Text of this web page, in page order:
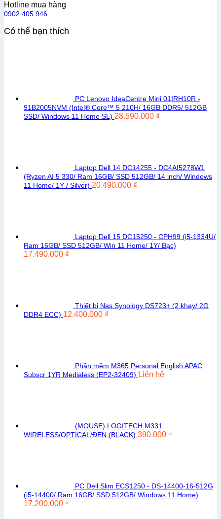
Hotline mua hàng
0902 405 946
Có thể bạn thích
PC Lenovo IdeaCentre Mini 01IRH10R -
91B2005NVM (Intel® Core™ 5 210H/ 16GB DDR5/ 512GB
SSD/ Windows 11 Home SL) 28.590.000 ₫
Laptop Dell 14 DC14255 - DC4AI5278W1
(Ryzen AI 5 330/ Ram 16GB/ SSD 512GB/ 14 inch/ Windows
11 Home/ 1Y / Silver) 20.490.000 ₫
Laptop Dell 15 DC15250 - CPH99 (i5-1334U/
Ram 16GB/ SSD 512GB/ Win 11 Home/ 1Y/ Bạc)
17.490.000 ₫
Thiết bị Nas Synology DS723+ (2 khay/ 2G
DDR4 ECC) 12.400.000 ₫
Phần mềm M365 Personal English APAC
Subscr 1YR Medialess (EP2-32409) Liên hệ
(MOUSE) LOGITECH M331
WIRELESS/OPTICAL/ĐEN (BLACK) 390.000 ₫
PC Dell Slim ECS1250 - DS-14400-16-512G
(i5-14400/ Ram 16GB/ SSD 512GB/ Windows 11 Home)
17.200.000 ₫